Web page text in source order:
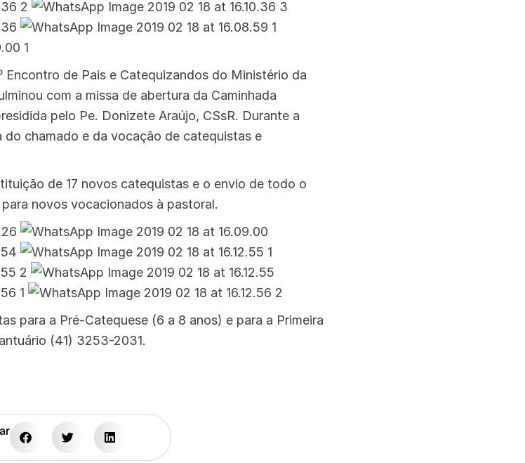
Encontro de Pais e Catequizandos do Ministério da
com a missa de abertura da Caminhada
pelo Pe. Donizete Araújo, CSsR. Durante a
chamado e da vocação de catequistas e
de 17 novos catequistas e o envio de todo o
novos vocacionados à pastoral.
para a Pré-Catequese (6 a 8 anos) e para a Primeira
(41) 3253-2031.